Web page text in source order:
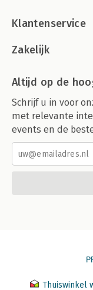
Klantenservice
Zakelijk
Altijd op de
Schrijf u in voor
met relevante
events en de
Thuiswinkel